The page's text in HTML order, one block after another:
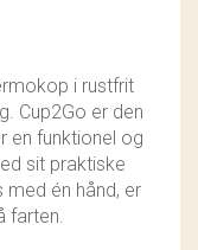
i rustfrit
Cup2Go er den
en funktionel og
sit praktiske
med én hånd, er
farten.